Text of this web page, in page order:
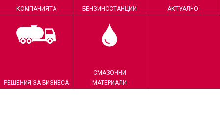
КОМПАНИЯТА БЕНЗИНОСТАНЦИИ АКТУАЛНО
РЕШЕНИЯ ЗА БИЗНЕСА
СМАЗОЧНИ
МАТЕРИАЛИ